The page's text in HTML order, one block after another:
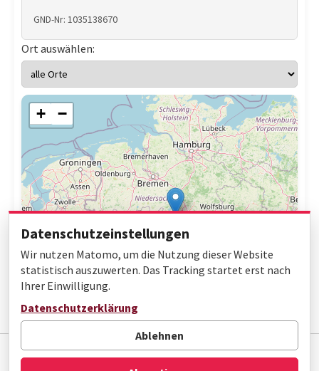
GND-Nr: 1035138670
Ort auswählen:
+ −
Impressum Datenschutz
Barrierefreiheit
Datenschutzeinstellungen
Wir nutzen Matomo, um die Nutzung dieser Website
statistisch auszuwerten. Das Tracking startet erst nach
Ihrer Einwilligung.
Datenschutzerklärung
Ablehnen